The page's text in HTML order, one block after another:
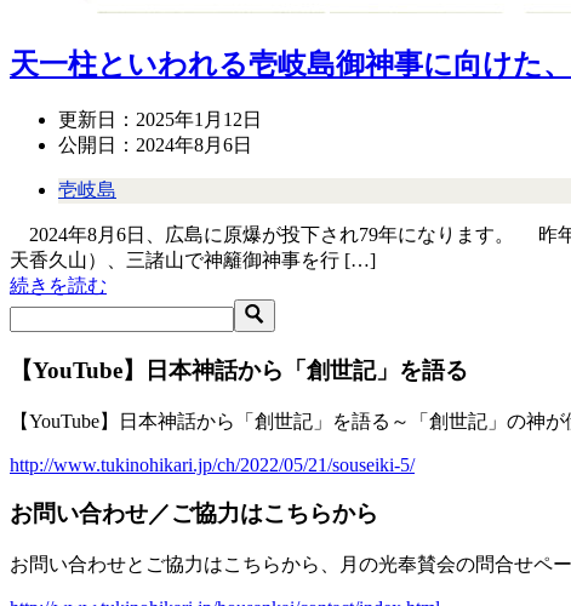
天一柱といわれる壱岐島御神事に向けた
更新日： 2025年1月12日
公開日： 2024年8月6日
壱岐島
2024年8月6日、広島に原爆が投下され79年になります。 昨
天香久山）、三諸山で神籬御神事を行 […]
続きを読む
【YouTube】日本神話から「創世記」を語る
【YouTube】日本神話から「創世記」を語る～「創世記」の神
http://www.tukinohikari.jp/ch/2022/05/21/souseiki-5/
お問い合わせ／ご協力はこちらから
お問い合わせとご協力はこちらから、月の光奉賛会の問合せペ